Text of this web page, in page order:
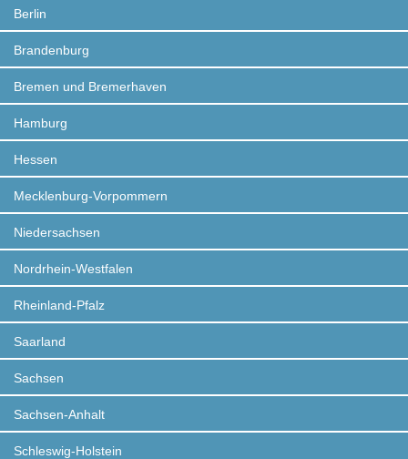
Berlin
Brandenburg
Bremen und Bremerhaven
Hamburg
Hessen
Mecklenburg-Vorpommern
Niedersachsen
Nordrhein-Westfalen
Rheinland-Pfalz
Saarland
Sachsen
Sachsen-Anhalt
Schleswig-Holstein